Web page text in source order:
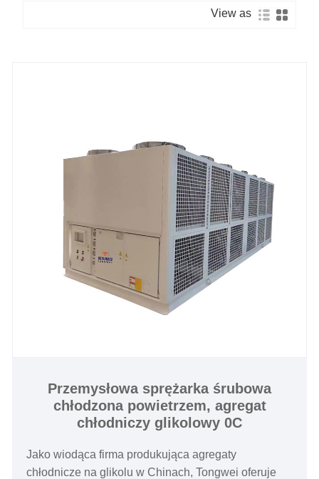
View as
Przemysłowa sprężarka śrubowa
chłodzona powietrzem, agregat
chłodniczy glikolowy 0C
Jako wiodąca firma produkująca agregaty
chłodnicze na glikolu w Chinach, Tongwei oferuje